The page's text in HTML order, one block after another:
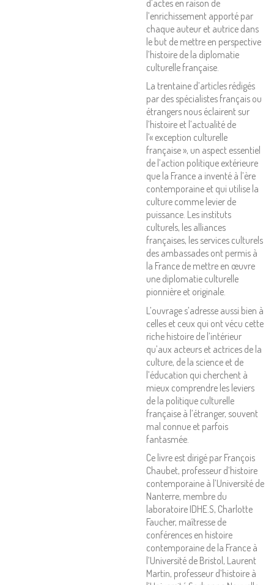
d’actes en raison de
l’enrichissement apporté par
chaque auteur et autrice dans
le but de mettre en perspective
l’histoire de la diplomatie
culturelle française.
La trentaine d’articles rédigés
par des spécialistes français ou
étrangers nous éclairent sur
l’histoire et l’actualité de
l’« exception culturelle
française », un aspect essentiel
de l’action politique extérieure
que la France a inventé à l’ère
contemporaine et qui utilise la
culture comme levier de
puissance. Les instituts
culturels, les alliances
françaises, les services culturels
des ambassades ont permis à
la France de mettre en œuvre
une diplomatie culturelle
pionnière et originale.
L’ouvrage s’adresse aussi bien à
celles et ceux qui ont vécu cette
riche histoire de l’intérieur
qu’aux acteurs et actrices de la
culture, de la science et de
l’éducation qui cherchent à
mieux comprendre les leviers
de la politique culturelle
française à l’étranger, souvent
mal connue et parfois
fantasmée.
Ce livre est dirigé par François
Chaubet, professeur d’histoire
contemporaine à l’Université de
Nanterre, membre du
laboratoire IDHE.S, Charlotte
Faucher, maîtresse de
conférences en histoire
contemporaine de la France à
l’Université de Bristol, Laurent
Martin, professeur d’histoire à